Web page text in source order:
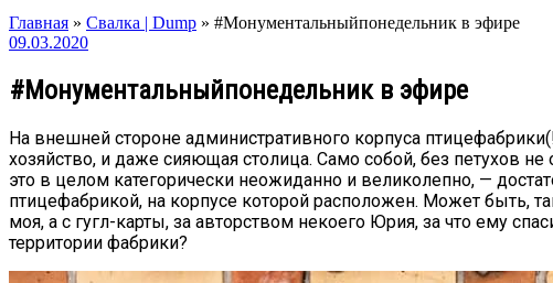
Главная » Свалка | Dump » #Монументальныйпонедельник в эфире
09.03.2020
#Монументальныйпонедельник в эфире
На внешней стороне административного корпуса
хозяйство, и даже сияющая столица. Само собой, без петухов
это в целом категорически неожиданно и великолепно, —
птицефабрикой, на корпусе которой расположен. Может быть,
моя, а с гугл-карты, за авторством некоего Юрия, за что ему
территории фабрики?